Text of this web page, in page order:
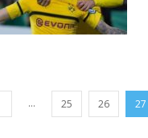
... 25 26 27